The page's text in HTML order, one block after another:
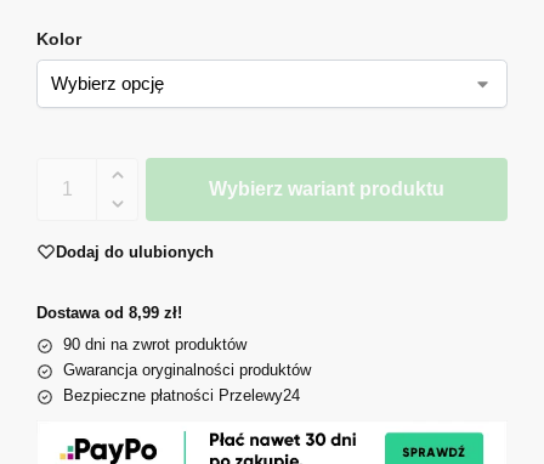
Kolor
Wybierz wariant produktu
Dodaj do ulubionych
Dostawa od 8,99 zł!
90 dni na zwrot produktów
Gwarancja oryginalności produktów
Bezpieczne płatności Przelewy24